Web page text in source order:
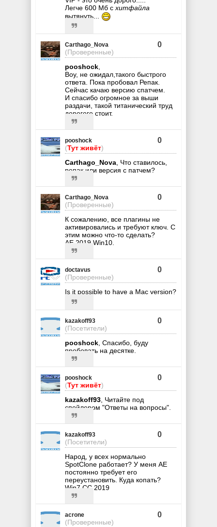
Легче 600 Мб с хитфайла
вытянуть...
Carthago_Nova
(Проверенные)
0
pooshock
Воу, не ожидал,такого быстрого
ответа. Пока пробовал Репак.
Сейчас качаю версию спатчем.
И спасибо огромное за выши
раздачи, такой титанический труд
дорогого стоит.
pooshock
(Тут живёт)
0
Carthago_Nova , Что ставилось,
репак или версия с патчем?
Carthago_Nova
(Проверенные)
0
К сожалению, все плагины не
активировались и требуют ключ. С
этим можно что-то сделать?
AE 2019 Win10.
doctavus
(Проверенные)
0
Is it possible to have a Mac version?
kazakoff93
(Посетители)
0
pooshock , Спасибо, буду
пробовать на десятке.
pooshock
(Тут живёт)
0
kazakoff93 , Читайте под
спойлером "Ответы на вопросы".
kazakoff93
(Посетители)
0
Народ, у всех нормально
SpotClone работает? У меня AE
постоянно требует его
переустановить. Куда копать?
Win7 CC 2019
acrone
(Проверенные)
0